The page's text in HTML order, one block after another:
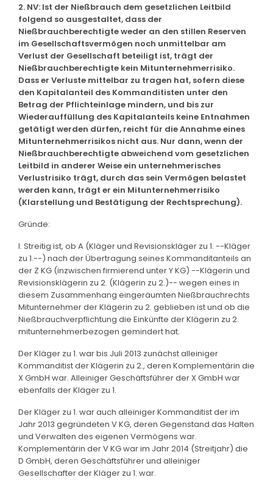
2. NV: Ist der Nießbrauch dem gesetzlichen Leitbild
folgend so ausgestaltet, dass der
Nießbrauchberechtigte weder an den stillen Reserven
im Gesellschaftsvermögen noch unmittelbar am
Verlust der Gesellschaft beteiligt ist, trägt der
Nießbrauchberechtigte kein Mitunternehmerrisiko.
Dass er Verluste mittelbar zu tragen hat, sofern diese
den Kapitalanteil des Kommanditisten unter den
Betrag der Pflichteinlage mindern, und bis zur
Wiederauffüllung des Kapitalanteils keine Entnahmen
getätigt werden dürfen, reicht für die Annahme eines
Mitunternehmerrisikos nicht aus. Nur dann, wenn der
Nießbrauchberechtigte abweichend vom gesetzlichen
Leitbild in anderer Weise ein unternehmerisches
Verlustrisiko trägt, durch das sein Vermögen belastet
werden kann, trägt er ein Mitunternehmerrisiko
(Klarstellung und Bestätigung der Rechtsprechung).
Gründe:
I. Streitig ist, ob A (Kläger und Revisionskläger zu 1. --Kläger
zu 1.--) nach der Übertragung seines Kommanditanteils an
der Z KG (inzwischen firmierend unter Y KG) --Klägerin und
Revisionsklägerin zu 2. (Klägerin zu 2.)-- wegen eines in
diesem Zusammenhang eingeräumten Nießbrauchrechts
Mitunternehmer der Klägerin zu 2. geblieben ist und ob die
Nießbrauchverpflichtung die Einkünfte der Klägerin zu 2.
mitunternehmerbezogen gemindert hat.
Der Kläger zu 1. war bis Juli 2013 zunächst alleiniger
Kommanditist der Klägerin zu 2., deren Komplementärin die
X GmbH war. Alleiniger Geschäftsführer der X GmbH war
ebenfalls der Kläger zu 1.
Der Kläger zu 1. war auch alleiniger Kommanditist der im
Jahr 2013 gegründeten V KG, deren Gegenstand das Halten
und Verwalten des eigenen Vermögens war.
Komplementärin der V KG war im Jahr 2014 (Streitjahr) die
D GmbH, deren Geschäftsführer und alleiniger
Gesellschafter der Kläger zu 1. war.